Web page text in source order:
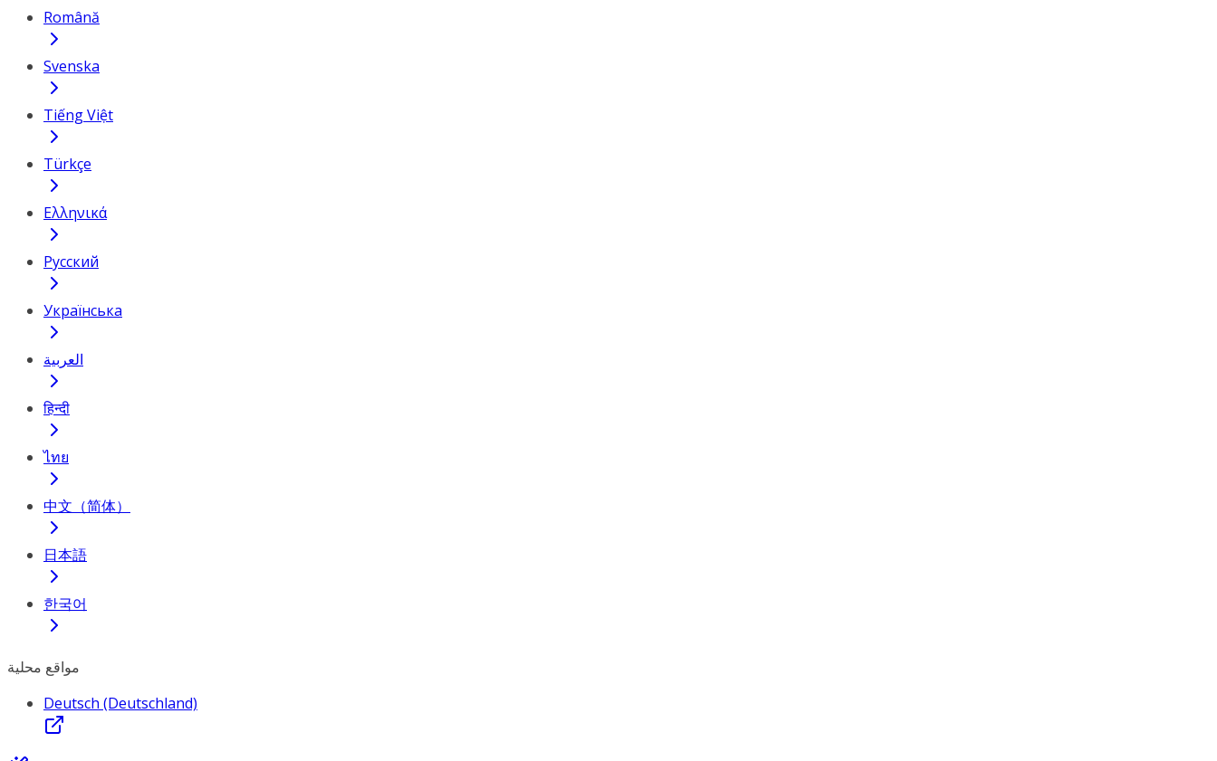
Română
Svenska
Tiếng Việt
Türkçe
Ελληνικά
Русский
Українська
العربية
हिन्दी
ไทย
中文（简体）
日本語
한국어
مواقع محلية
Deutsch (Deutschland)